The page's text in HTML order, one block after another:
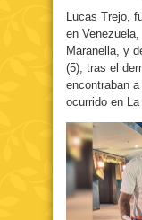
Lucas Trejo,
en
Maranella, y
(5), tras el
encontraban
ocurrido en La